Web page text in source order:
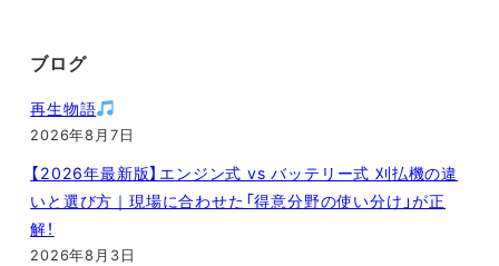
ブログ
再生物語
2026年8月7日
【2026年最新版】エンジン式 vs バッテリー式 刈払機の違
いと選び方｜現場に合わせた「得意分野の使い分け」が正
解！
2026年8月3日